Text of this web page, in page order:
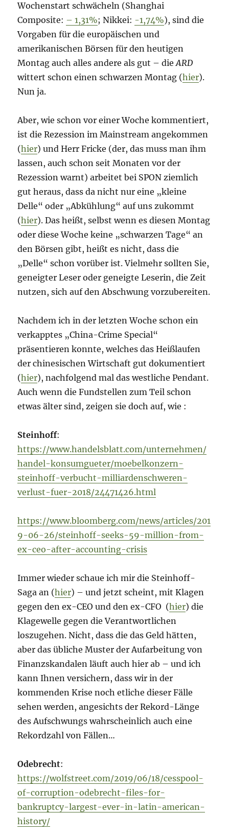
Wochenstart schwächeln (Shanghai
Composite: – 1,31%; Nikkei: -1,74%), sind die
Vorgaben für die europäischen und
amerikanischen Börsen für den heutigen
Montag auch alles andere als gut – dieARD
wittert schon einen schwarzen Montag (hier).
Nun ja.
Aber, wie schon vor einer Woche kommentiert,
ist die Rezession im Mainstream angekommen
(hier) und Herr Fricke (der, das muss man ihm
lassen, auch schon seit Monaten vor der
Rezession warnt) arbeitet bei SPON ziemlich
gut heraus, dass da nicht nur eine „kleine
Delle“ oder „Abkühlung“ auf uns zukommt
(hier). Das heißt, selbst wenn es diesen Montag
oder diese Woche keine „schwarzen Tage“ an
den Börsen gibt, heißt es nicht, dass die
„Delle“ schon vorüber ist. Vielmehr sollten Sie,
geneigter Leser oder geneigte Leserin, die Zeit
nutzen, sich auf den Abschwung vorzubereiten.
Nachdem ich in der letzten Woche schon ein
verkapptes „China-Crime Special“
präsentieren konnte, welches das Heißlaufen
der chinesischen Wirtschaft gut dokumentiert
(hier), nachfolgend mal das westliche Pendant.
Auch wenn die Fundstellen zum Teil schon
etwas älter sind, zeigen sie doch auf, wie :
Steinhoff:
https://www.handelsblatt.com/unternehmen/
handel-konsumgueter/moebelkonzern-
steinhoff-verbucht-milliardenschweren-
verlust-fuer-2018/24471426.html
https://www.bloomberg.com/news/articles/201
9-06-26/steinhoff-seeks-59-million-from-
ex-ceo-after-accounting-crisis
Immer wieder schaue ich mir die Steinhoff-
Saga an (hier) – und jetzt scheint, mit Klagen
gegen den ex-CEO und den ex-CFO (hier) die
Klagewelle gegen die Verantwortlichen
loszugehen. Nicht, dass die das Geld hätten,
aber das übliche Muster der Aufarbeitung von
Finanzskandalen läuft auch hier ab – und ich
kann Ihnen versichern, dass wir in der
kommenden Krise noch etliche dieser Fälle
sehen werden, angesichts der Rekord-Länge
des Aufschwungs wahrscheinlich auch eine
Rekordzahl von Fällen…
Odebrecht:
https://wolfstreet.com/2019/06/18/cesspool-
of-corruption-odebrecht-files-for-
bankruptcy-largest-ever-in-latin-american-
history/